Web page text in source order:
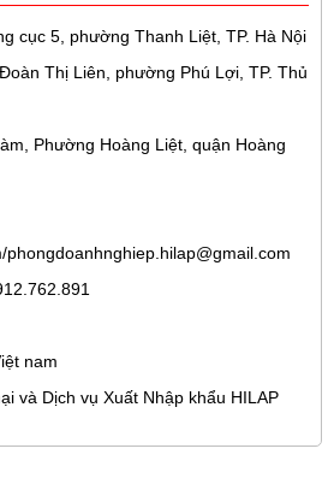
cục 5, phường Thanh Liệt, TP. Hà Nội
Thị Liên, phường Phú Lợi, TP. Thủ
Phường Hoàng Liệt, quận Hoàng
nam
và Dịch vụ Xuất Nhập khẩu HILAP